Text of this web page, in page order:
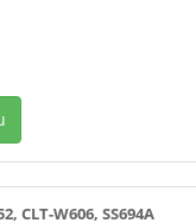
CLT-W606, SS694A